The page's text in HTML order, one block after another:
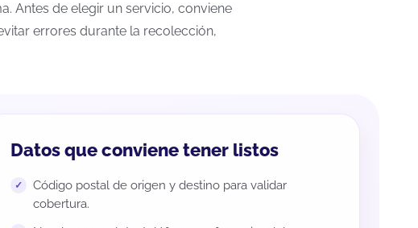
Antes de elegir un servicio, conviene
errores durante la recolección,
Datos que conviene tener listos
Código postal de origen y destino para validar
cobertura.